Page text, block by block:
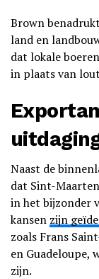
Brown
land en
dat lokale
in plaats van
Naast de
dat Sint-
in het bijzonder
kansen zijn
zoals Frans
en Guadeloupe,
zijn.